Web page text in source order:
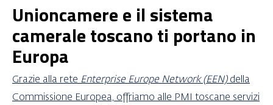
Unioncamere e il sistema
camerale toscano ti portano in
Europa
Grazie alla rete Enterprise Europe Network (EEN)della
Commissione Europea, offriamo alle PMI toscane servizi